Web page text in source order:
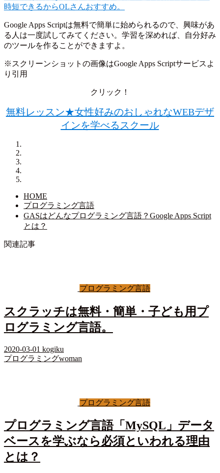
時短できるからOLさんおすすめ。
Google Apps Scriptは無料で簡単に始められるので、興味があ
る人は一度試してみてください。学習を深めれば、自分好み
のツールを作ることができますよ。
※スクリーンショットの画像はGoogle Apps Scriptサービスよ
り引用
クリック！
無料レッスン★女性好みのおしゃれなWEBデザ
インを学べるスクール
HOME
プログラミング言語
GASはどんなプログラミング言語？Google Apps Script
とは？
関連記事
プログラミング言語
スクラッチは無料・簡単・子ども用プ
ログラミング言語。
2020-03-01 kogiku
プログラミングwoman
プログラミング言語
プログラミング言語「MySQL」データ
ベースを学ぶなら必須といわれる理由
とは？